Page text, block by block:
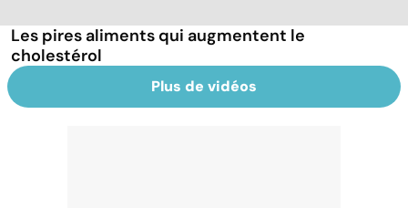
Les pires aliments qui augmentent le
cholestérol
Plus de vidéos